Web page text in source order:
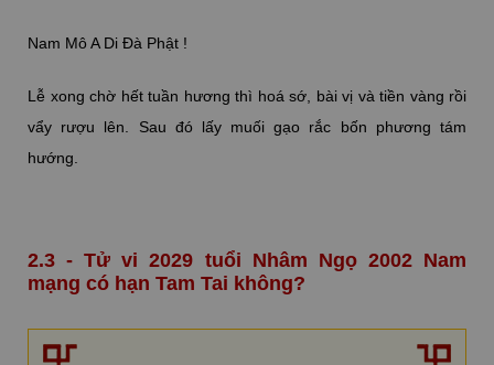
Nam Mô A Di Đà Phật !
Lễ xong chờ hết tuần hương thì hoá sớ, bài vị và tiền vàng rồi
vẩy rượu lên. Sau đó lấy muối gạo rắc bốn phương tám
hướng.
2.3 - Tử vi 2029 tuổi Nhâm Ngọ 2002 Nam
mạng có hạn Tam Tai không?